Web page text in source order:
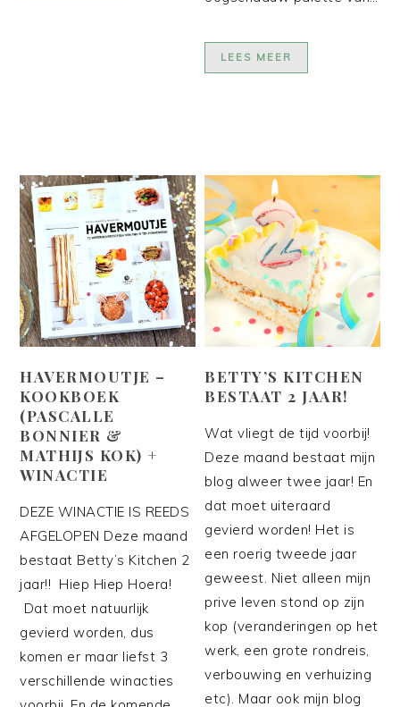
LEES MEER
HAVERMOUTJE –
KOOKBOEK
(PASCALLE
BONNIER &
MATHIJS KOK) +
WINACTIE
DEZE WINACTIE IS REEDS
AFGELOPEN Deze maand
bestaat Betty’s Kitchen 2
jaar!! Hiep Hiep Hoera!
Dat moet natuurlijk
gevierd worden, dus
komen er maar liefst 3
verschillende winacties
BETTY’S KITCHEN
BESTAAT 2 JAAR!
Wat vliegt de tijd voorbij!
Deze maand bestaat mijn
blog alweer twee jaar! En
dat moet uiteraard
gevierd worden! Het is
een roerig tweede jaar
geweest. Niet alleen mijn
prive leven stond op zijn
kop (veranderingen op het
werk, een grote rondreis,
verbouwing en verhuizing
etc). Maar ook mijn blog